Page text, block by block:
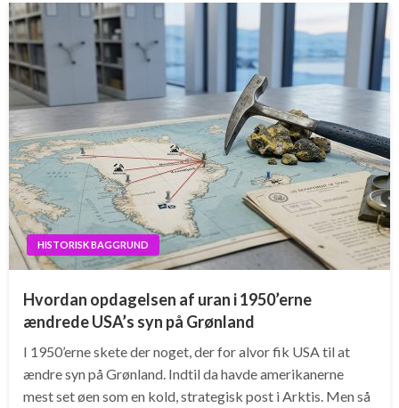
HISTORISK BAGGRUND
Hvordan opdagelsen af uran i 1950’erne
ændrede USA’s syn på Grønland
I 1950’erne skete der noget, der for alvor fik USA til at
ændre syn på Grønland. Indtil da havde amerikanerne
mest set øen som en kold, strategisk post i Arktis. Men så